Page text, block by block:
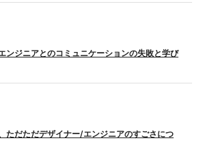
ンジニアとのコミュニケーションの失敗と学び
ただただデザイナー/エンジニアのすごさにつ